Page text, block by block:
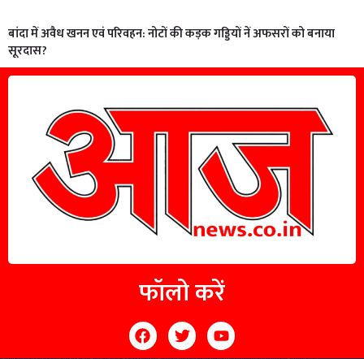
बांदा में अवैध खनन एवं परिवहन: नोटों की कड़क गड्डियों नें अफसरों को बनाया
सूरदास?
फॉलो करें